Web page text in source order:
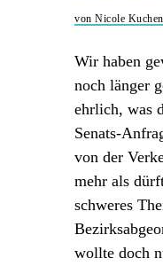
von Nicole
Wir haben
noch länger
ehrlich, was
Senats-
von der
mehr als
schweres
wollte doch